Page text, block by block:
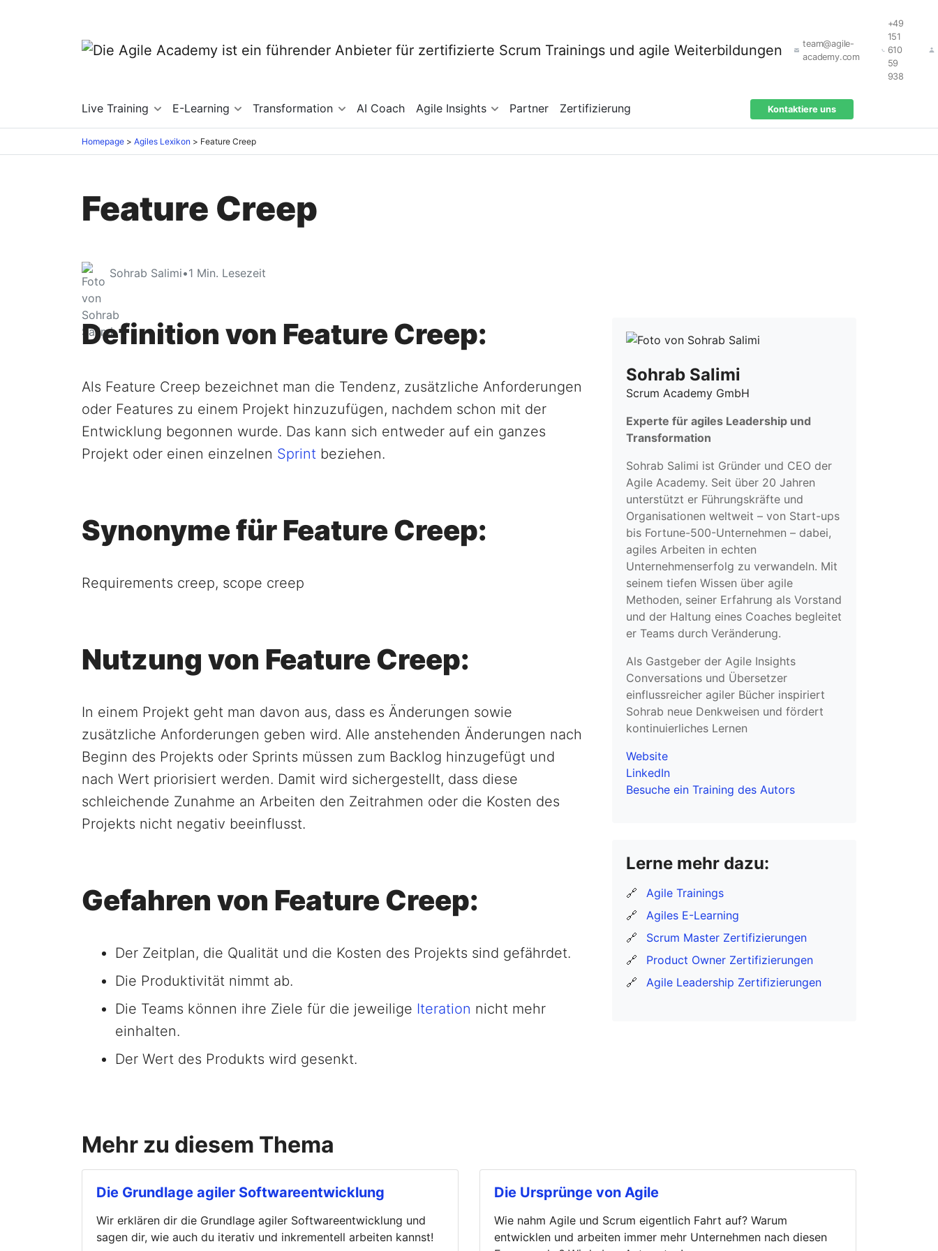
team@agile-
academy.com
+49
151
610
59
938
Live Training E-Learning Transformation AI Coach Agile Insights Partner Zertifizierung Kontaktiere uns
Homepage Agiles Lexikon Feature Creep
Feature Creep
Sohrab Salimi•1 Min. Lesezeit
Definition von Feature Creep:
Als Feature Creep bezeichnet man die Tendenz, zusätzliche Anforderungen
oder Features zu einem Projekt hinzuzufügen, nachdem schon mit der
Entwicklung begonnen wurde. Das kann sich entweder auf ein ganzes
Projekt oder einen einzelnen Sprint beziehen.
Synonyme für Feature Creep:
Requirements creep, scope creep
Nutzung von Feature Creep:
In einem Projekt geht man davon aus, dass es Änderungen sowie
zusätzliche Anforderungen geben wird. Alle anstehenden Änderungen nach
Beginn des Projekts oder Sprints müssen zum Backlog hinzugefügt und
nach Wert priorisiert werden. Damit wird sichergestellt, dass diese
schleichende Zunahme an Arbeiten den Zeitrahmen oder die Kosten des
Projekts nicht negativ beeinflusst.
Gefahren von Feature Creep:
Der Zeitplan, die Qualität und die Kosten des Projekts sind gefährdet.
Die Produktivität nimmt ab.
Die Teams können ihre Ziele für die jeweilige Iteration nicht mehr
einhalten.
Der Wert des Produkts wird gesenkt.
Sohrab Salimi
Scrum Academy GmbH
Experte für agiles Leadership und
Transformation
Sohrab Salimi ist Gründer und CEO der
Agile Academy. Seit über 20 Jahren
unterstützt er Führungskräfte und
Organisationen weltweit – von Start-ups
bis Fortune-500-Unternehmen – dabei,
agiles Arbeiten in echten
Unternehmenserfolg zu verwandeln. Mit
seinem tiefen Wissen über agile
Methoden, seiner Erfahrung als Vorstand
und der Haltung eines Coaches begleitet
er Teams durch Veränderung.
Als Gastgeber der Agile Insights
Conversations und Übersetzer
einflussreicher agiler Bücher inspiriert
Sohrab neue Denkweisen und fördert
kontinuierliches Lernen
Website
LinkedIn
Besuche ein Training des Autors
Lerne mehr dazu:
🔗
Agile Trainings
🔗
Agiles E-Learning
🔗
Scrum Master Zertifizierungen
🔗
Product Owner Zertifizierungen
🔗
Agile Leadership Zertifizierungen
Mehr zu diesem Thema
Die Grundlage agiler Softwareentwicklung
Wir erklären dir die Grundlage agiler Softwareentwicklung und
sagen dir, wie auch du iterativ und inkrementell arbeiten kannst!
Die Ursprünge von Agile
Wie nahm Agile und Scrum eigentlich Fahrt auf? Warum
entwicklen und arbeiten immer mehr Unternehmen nach diesen